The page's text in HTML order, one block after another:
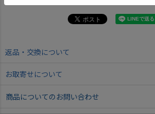
返品・交換について
お取寄せについて
商品についてのお問い合わせ